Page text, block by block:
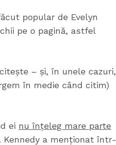
popular de Evelyn
pe o pagină, astfel
– și, în unele cazuri,
în medie când citim)
ei nu înțeleg mare parte
Kennedy a menționat într-